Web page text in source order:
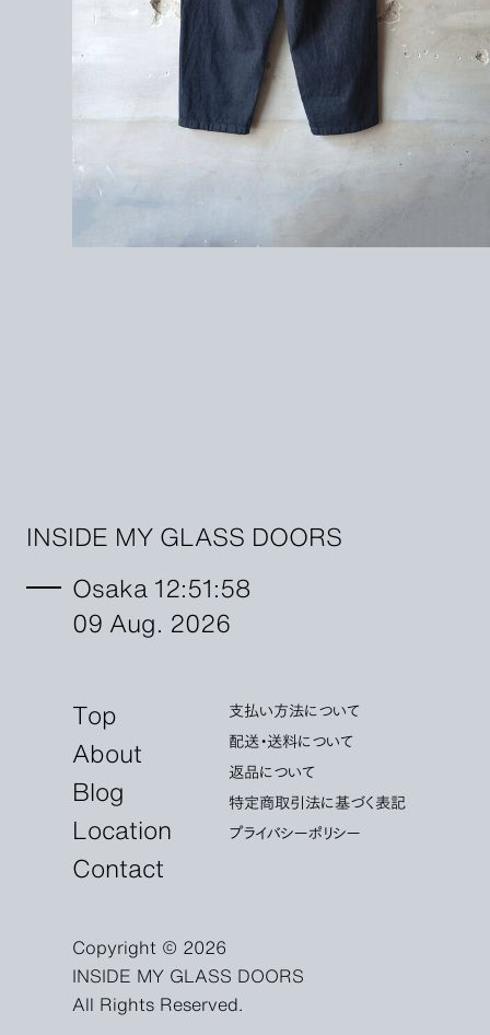
INSIDE MY GLASS DOORS
Osaka 12:51:59
09 Aug. 2026
Top
About
Blog
Location
Contact
支払い方法について
配送・送料について
返品について
特定商取引法に基づく表記
プライバシーポリシー
Copyright © 2026
INSIDE MY GLASS DOORS
All Rights Reserved.